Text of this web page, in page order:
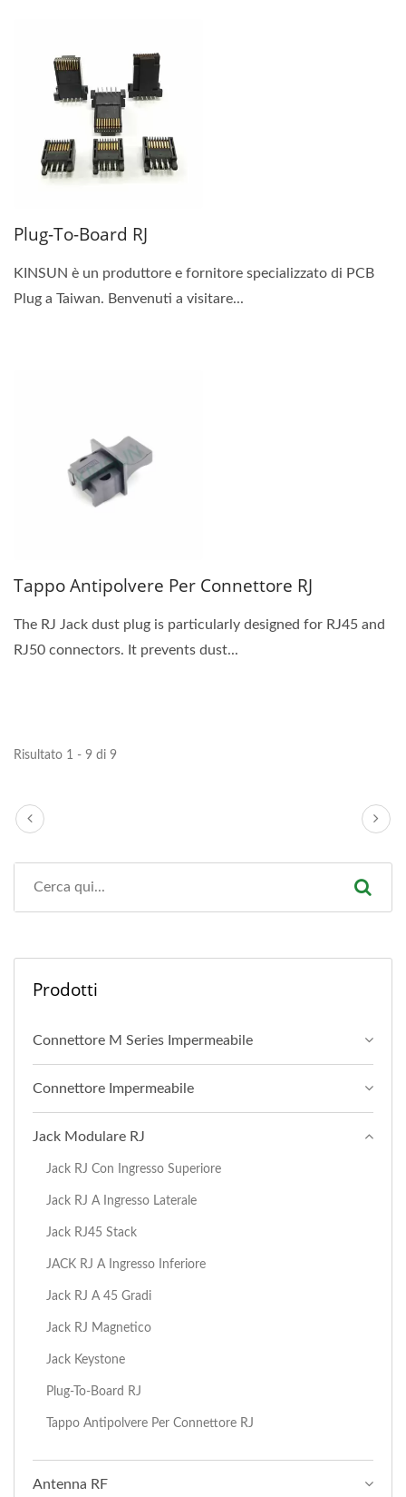
Plug-To-Board RJ
KINSUN è un produttore e fornitore specializzato di PCB
Plug a Taiwan. Benvenuti a visitare...
Tappo Antipolvere Per Connettore RJ
The RJ Jack dust plug is particularly designed for RJ45 and
RJ50 connectors. It prevents dust...
Risultato 1 - 9 di 9
Prodotti
Connettore M Series Impermeabile
Connettore Impermeabile
Jack Modulare RJ
Jack RJ Con Ingresso Superiore
Jack RJ A Ingresso Laterale
Jack RJ45 Stack
JACK RJ A Ingresso Inferiore
Jack RJ A 45 Gradi
Jack RJ Magnetico
Jack Keystone
Plug-To-Board RJ
Tappo Antipolvere Per Connettore RJ
Antenna RF